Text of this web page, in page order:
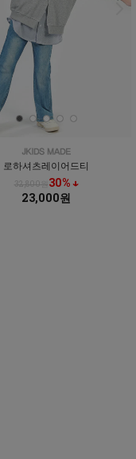
로하셔츠레이어드티
32,800원30% ↓
23,000원